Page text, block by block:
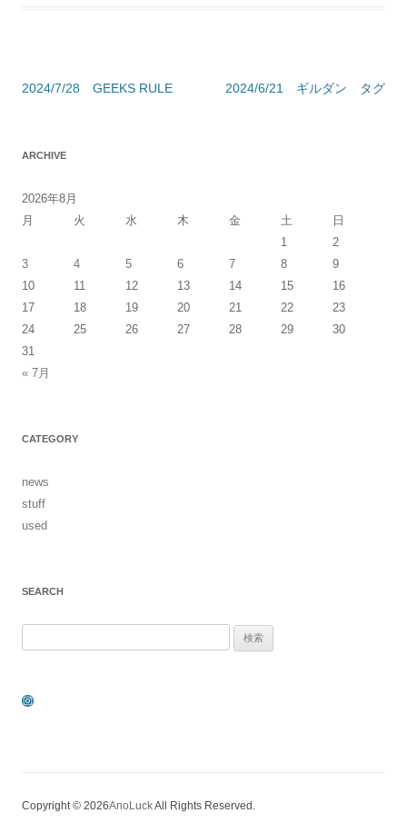
投
ー
ョ
ン
2024/6/21 ギルダン タグ
2024/7/28 GEEKS RULE
ARCHIVE
2026年8月
月
火 水 木 金 土
日
1
2
3
4 5 6 7 8
9
10
11 12 13 14 15
16
17
18 19 20 21 22
23
24
25 26 27 28 29
30
31
« 7月
CATEGORY
news
stuff
used
SEARCH
Instagram
Copyright © 2026AnoLuckAll Rights Reserved.